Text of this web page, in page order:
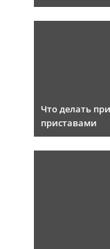
Что делать
приставами